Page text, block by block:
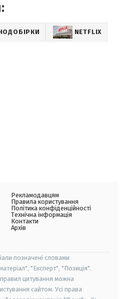
NETFLIX
Рекламодавцям
Правила користування
Політика конфіденційності
Технічна інформація
Контакти
Архів
позначені словами
"Експерт", "Позиція".
цитування можна
сайтом. Усі права